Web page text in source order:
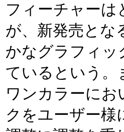
フィーチャー
が、新発売とな
かなグラフィッ
ているという。
ワンカラーに
クをユーザー様